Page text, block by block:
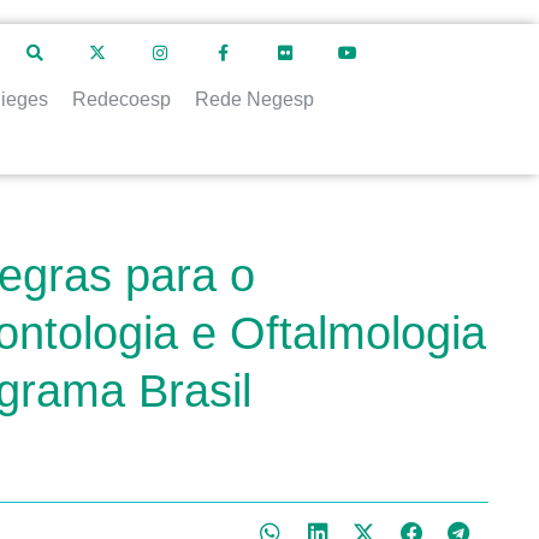
Redecoesp Rede Negesp
para o
e Oftalmologia
Brasil